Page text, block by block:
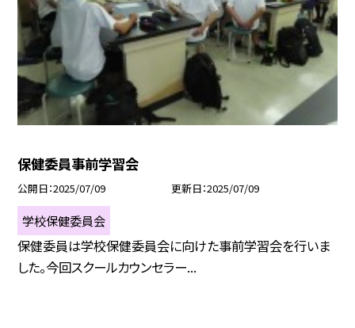
保健委員事前学習会
公開日 2025/07/09 更新日 2025/07/09
学校保健委員会
保健委員は学校保健委員会に向けた事前学習会を行いま
した。今回スクールカウンセラー...